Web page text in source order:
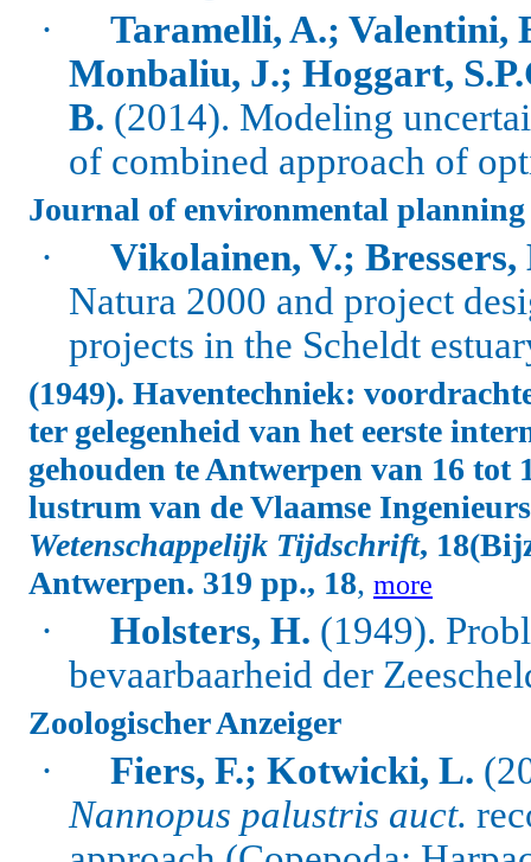
·
Taramelli, A.; Valentini,
Monbaliu, J.; Hoggart,
B. (2014). Modeling
of combined approach of
Journal of environmental planning
·
Vikolainen, V.;
Natura 2000 and project
projects in the Scheldt
(1949). Haventechniek:
ter gelegenheid van het eerste
gehouden te Antwerpen van 16
lustrum van de Vlaamse
Wetenschappelijk Tijdschrift,
Antwerpen. 319 pp., 18, more
· Holsters, H. (1949).
bevaarbaarheid der
Zoologischer Anzeiger
· Fiers, F.; Kotwicki, L.
Nannopus palustris auct.